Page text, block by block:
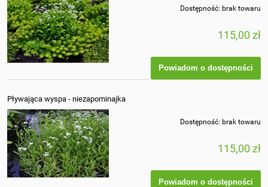
Dostępność: brak towaru
115,00 zł
Powiadom o dostępności
Pływająca wyspa - niezapominajka
Dostępność: brak towaru
115,00 zł
Powiadom o dostępności